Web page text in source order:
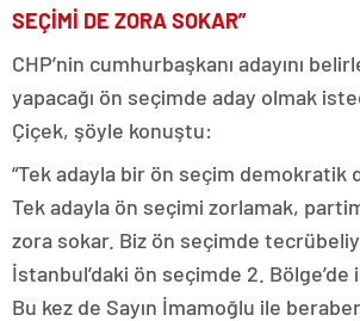
SEÇİMİ DE ZORA SOKAR”
CHP’nin cumhurbaşkanı adayını
yapacağı ön seçimde aday olmak
Çiçek, şöyle konuştu:
“Tek adayla bir ön seçim demokratik
Tek adayla ön seçimi zorlamak,
zora sokar. Biz ön seçimde
İstanbul’daki ön seçimde 2. Bölge’de
Bu kez de Sayın İmamoğlu ile